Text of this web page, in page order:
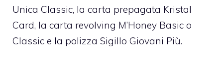
Unica Classic, la carta prepagata Kristal
Card, la carta revolving M’Honey Basic o
Classic e la polizza Sigillo Giovani Più.